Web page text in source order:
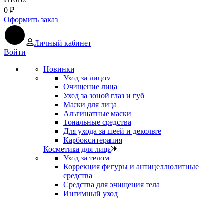
0 ₽
Оформить заказ
Личный кабинет
Войти
Новинки
Уход за лицом
Очищение лица
Уход за зоной глаз и губ
Маски для лица
Альгинатные маски
Тональные средства
Для ухода за шеей и декольте
Карбокситерапия
Косметика для лица
Уход за телом
Коррекция фигуры и антицеллюлитные
средства
Средства для очищения тела
Интимный уход